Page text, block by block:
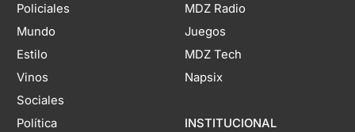
Policiales
Mundo
Estilo
Vinos
Sociales
Política
MDZ Radio
Juegos
MDZ Tech
Napsix
INSTITUCIONAL